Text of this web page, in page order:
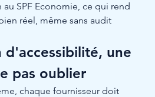
SPF Economie, ce qui rend
réel, même sans audit
d'accessibilité, une
pas oublier
chaque fournisseur doit